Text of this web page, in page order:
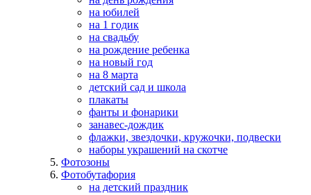
на юбилей
на 1 годик
на свадьбу
на рождение ребенка
на новый год
на 8 марта
детский сад и школа
плакаты
фанты и фонарики
занавес-дождик
флажки, звездочки, кружочки, подвески
наборы украшений на скотче
Фотозоны
Фотобутафория
на детский праздник